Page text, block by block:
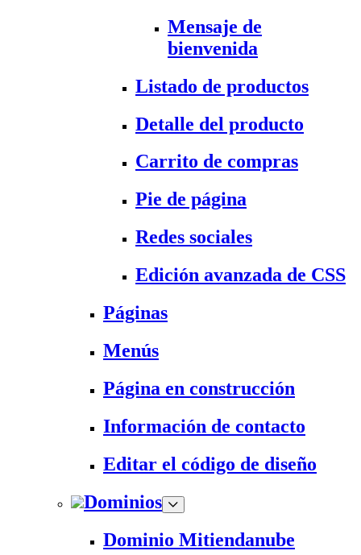
Mensaje de
bienvenida
Listado de productos
Detalle del producto
Carrito de compras
Pie de página
Redes sociales
Edición avanzada de CSS
Páginas
Menús
Página en construcción
Información de contacto
Editar el código de diseño
Dominios
Dominio Mitiendanube